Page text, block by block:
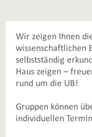
Wir zeigen Ihnen
wissenschaftlichen
selbstständig
Haus zeigen –
rund um die UB!
Gruppen können
individuellen